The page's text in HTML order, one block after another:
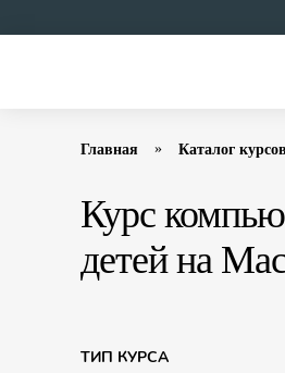
Главная Каталог курсов
Курс
детей на
ТИП КУРСА